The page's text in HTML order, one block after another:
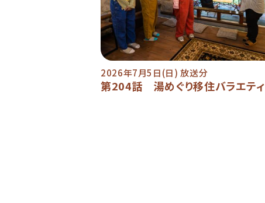
2026年7月5日(日) 放送分
第204話 湯めぐり移住バラエティ